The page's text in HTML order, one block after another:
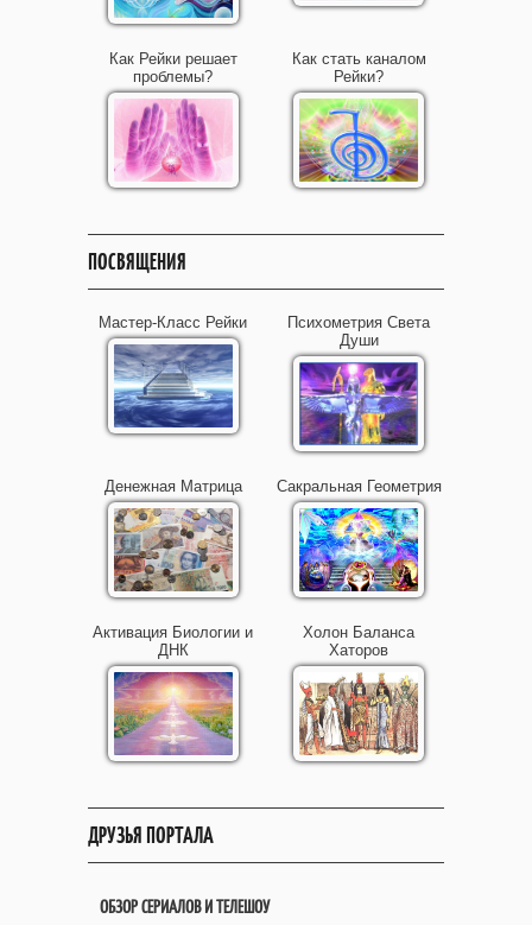
Как Рейки решает
проблемы?
Как стать каналом
Рейки?
ПОСВЯЩЕНИЯ
Мастер-Класс Рейки
Психометрия Света
Души
Денежная Матрица Сакральная Геометрия
Активация Биологии и
ДНК
Холон Баланса
Хаторов
ДРУЗЬЯ ПОРТАЛА
ОБЗОР СЕРИАЛОВ И ТЕЛЕШОУ